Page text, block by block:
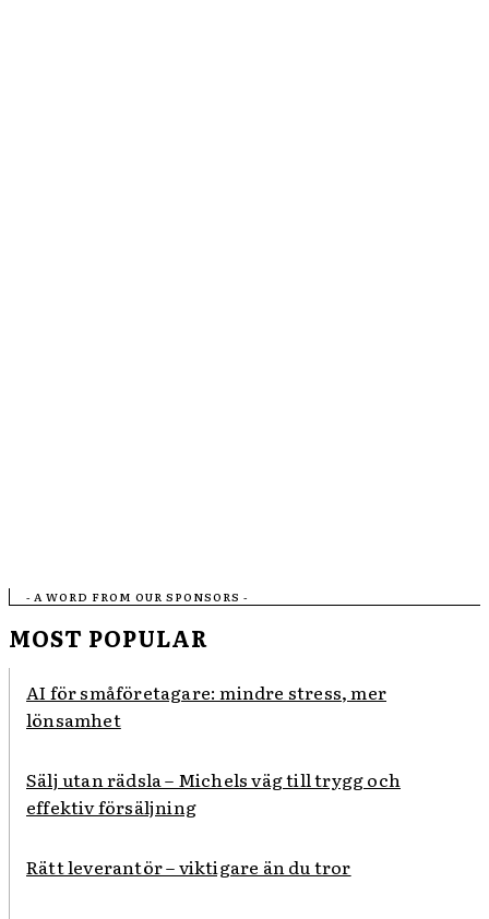
- A WORD FROM OUR SPONSORS -
MOST POPULAR
AI för småföretagare: mindre stress, mer
lönsamhet
Sälj utan rädsla – Michels väg till trygg och
effektiv försäljning
Rätt leverantör – viktigare än du tror